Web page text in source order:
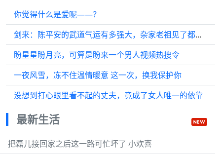
你觉得什么是爱呢——？
剑来：陈平安的武道气运有多强大，杂家老祖见了都差点没站稳？
盼星星盼月亮，可算是盼来一个男人视频热搜令
一夜风雪，冻不住温情暖意 这一次，换我保护你
没想到打心眼里看不起的丈夫，竟成了女人唯一的依靠
最新生活
把磊儿接回家之后这一路可忙坏了 小欢喜